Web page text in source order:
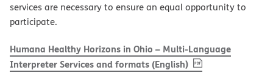
services are necessary to ensure an equal opportunity to
participate.
Humana Healthy Horizons in Ohio – Multi-Language
Interpreter Services and formats (English), PDF(opens in new